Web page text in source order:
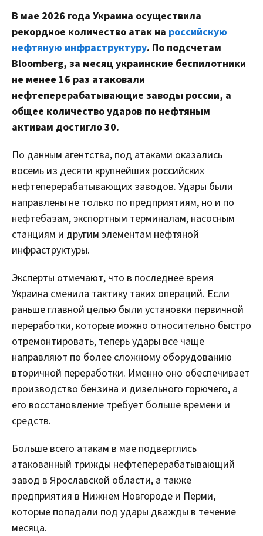
В мае 2026 года Украина осуществила
рекордное количество атак на российскую
нефтяную инфраструктуру. По подсчетам
Bloomberg, за месяц украинские беспилотники
не менее 16 раз атаковали
нефтеперерабатывающие заводы россии, а
общее количество ударов по нефтяным
активам достигло 30.
По данным агентства, под атаками оказались
восемь из десяти крупнейших российских
нефтеперерабатывающих заводов. Удары были
направлены не только по предприятиям, но и по
нефтебазам, экспортным терминалам, насосным
станциям и другим элементам нефтяной
инфраструктуры.
Эксперты отмечают, что в последнее время
Украина сменила тактику таких операций. Если
раньше главной целью были установки первичной
переработки, которые можно относительно быстро
отремонтировать, теперь удары все чаще
направляют по более сложному оборудованию
вторичной переработки. Именно оно обеспечивает
производство бензина и дизельного горючего, а
его восстановление требует больше времени и
средств.
Больше всего атакам в мае подверглись
атакованный трижды нефтеперерабатывающий
завод в Ярославской области, а также
предприятия в Нижнем Новгороде и Перми,
которые попадали под удары дважды в течение
месяца.